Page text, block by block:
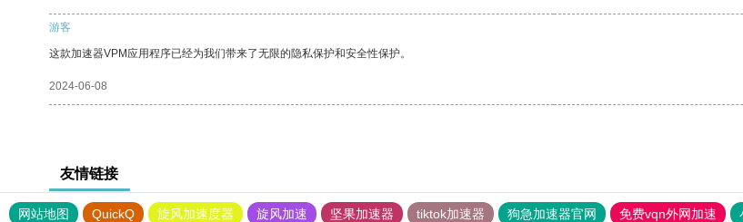
游客
这款加速器VPM应用程序已经为我们带来了无限的隐私保护和安全性保护。
2024-06-08
友情链接
网站地图 QuickQ 旋风加速度器 旋风加速 坚果加速器 tiktok加速器 狗急加速器官网 免费vqn外网加速